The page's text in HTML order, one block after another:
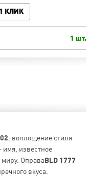
КЛИК
1 шт.
: воплощение стиля
имя, известное
миру. ОправаBLD 1777
вкуса.